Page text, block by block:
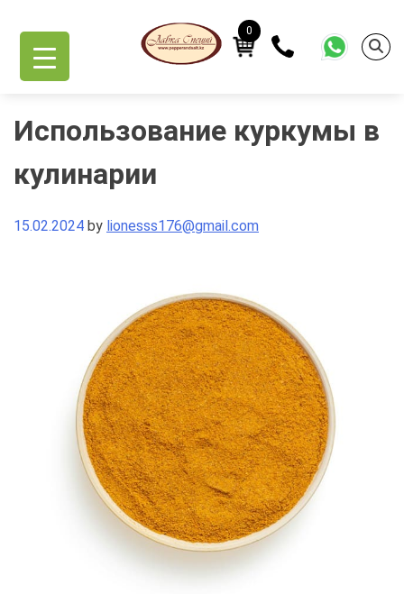
content
0
Использование куркумы в
кулинарии
15.02.2024 by lionesss176@gmail.com